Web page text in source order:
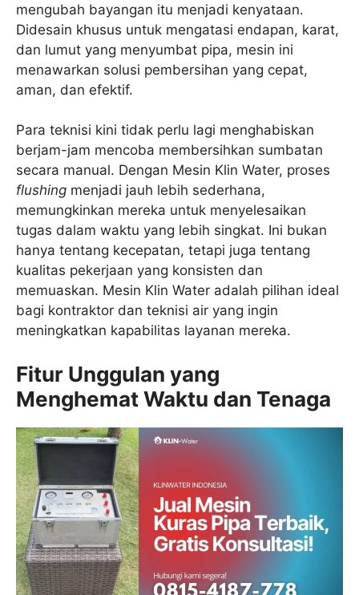
mengubah bayangan itu menjadi kenyataan.
Didesain khusus untuk mengatasi endapan, karat,
dan lumut yang menyumbat pipa, mesin ini
menawarkan solusi pembersihan yang cepat,
aman, dan efektif.
Para teknisi kini tidak perlu lagi menghabiskan
berjam-jam mencoba membersihkan sumbatan
secara manual. Dengan Mesin Klin Water, proses
flushing menjadi jauh lebih sederhana,
memungkinkan mereka untuk menyelesaikan
tugas dalam waktu yang lebih singkat. Ini bukan
hanya tentang kecepatan, tetapi juga tentang
kualitas pekerjaan yang konsisten dan
memuaskan. Mesin Klin Water adalah pilihan ideal
bagi kontraktor dan teknisi air yang ingin
meningkatkan kapabilitas layanan mereka.
Fitur Unggulan yang
Menghemat Waktu dan Tenaga